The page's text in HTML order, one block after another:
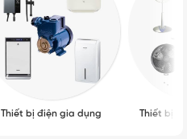
Thiết bị điện gia dụng Thiết bị